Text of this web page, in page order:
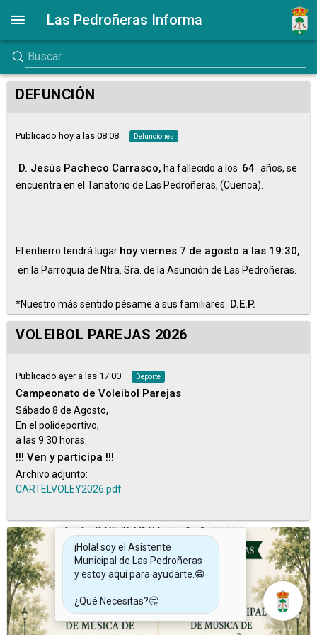
Las Pedroñeras Informa
DEFUNCIÓN
Publicado hoy a las 08:08 Defunciones
D. Jesús Pacheco Carrasco, ha fallecido a los 64 años, se
encuentra en el Tanatorio de Las Pedroñeras, (Cuenca).
El entierro tendrá lugar hoy viernes 7 de agosto a las 19:30,
en la Parroquia de Ntra. Sra. de la Asunción de Las Pedroñeras.
*Nuestro más sentido pésame a sus familiares. D.E.P.
VOLEIBOL PAREJAS 2026
Publicado ayer a las 17:00 Deporte
Campeonato de Voleibol Parejas
Sábado 8 de Agosto,
En el polideportivo,
a las 9:30 horas.
!!! Ven y participa !!!
Archivo adjunto:
CARTELVOLEY2026.pdf
¡Hola! soy el Asistente
Municipal de Las Pedroñeras
y estoy aquí para ayudarte.😁
¿Qué Necesitas?🤔